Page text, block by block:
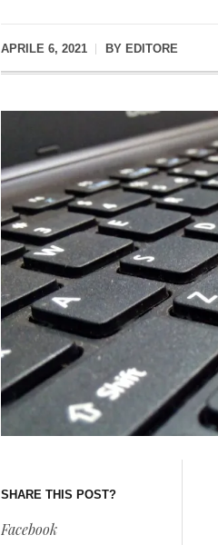
APRILE 6, 2021 BY EDITORE
SHARE THIS POST?
Facebook